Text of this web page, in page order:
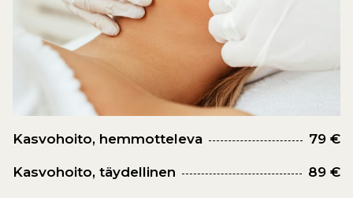
Kasvohoito, hemmotteleva 79 €
Kasvohoito, täydellinen 89 €